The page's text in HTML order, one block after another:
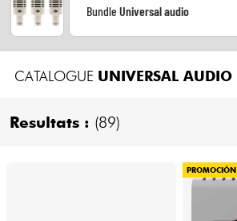
Cables & Acces.
HiFi
Bundle
Ver nuestras marcas
BundleUniversal audio
CATALOGUE UNIVERSAL AUDIO
Resultats : (89)
PROMOCIÓN